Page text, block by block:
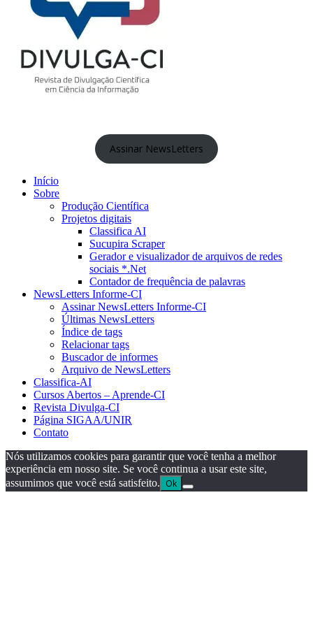
Assinar NewsLetters
Início
Sobre
Produção Científica
Projetos digitais
Classifica AI
Sucupira Scraper
Gerador e visualizador de arquivos de redes
sociais *.Net
Contador de frequência de palavras
NewsLetters Informe-CI
Assinar NewsLetters Informe-CI
Últimas NewsLetters
Índice de tags
Relacionar tags
Buscador de informes
Arquivo de NewsLetters
Classifica-AI
Cursos Abertos – Aprende-CI
Revista Divulga-CI
Página SIGAA/UNIR
Contato
Nós utilizamos cookies para garantir que você tenha a melhor
experiência em nosso site. Se você continua a usar este site,
assumimos que você está satisfeito. Ok